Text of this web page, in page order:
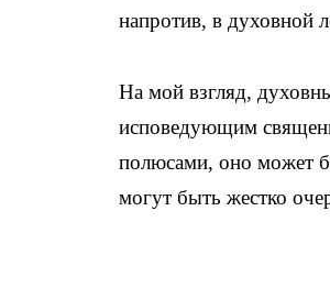
напротив, в духовной
На мой взгляд,
исповедующим
полюсами, оно может
могут быть жестко